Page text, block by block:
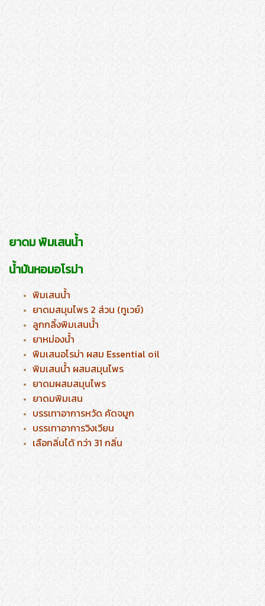
ยาดม พิมเสนน้ำ
น้ำมันหอมอโรม่า
พิมเสนน้ำ
ยาดมสมุนไพร 2 ส่วน (ทูเวย์)
ลูกกลิ้งพิมเสนน้ำ
ยาหม่องน้ำ
พิมเสนอโรม่า ผสม Essential oil
พิมเสนน้ำ ผสมสมุนไพร
ยาดมผสมสมุนไพร
ยาดมพิมเสน
บรรเทาอาการหวัด คัดจมูก
บรรเทาอาการวิงเวียน
เลือกลิ่นได้ กว่า 31 กลิ่น